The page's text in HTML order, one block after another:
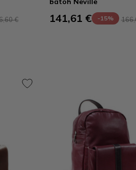
€ 141,61 € -15%